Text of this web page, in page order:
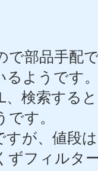
で部品手配
るようです
、検索する
す。
が、値段
ずフィルタ